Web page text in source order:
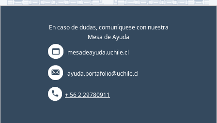
En caso de dudas, comuníquese con nuestra
Mesa de Ayuda
mesadeayuda.uchile.cl
ayuda.portafolio@uchile.cl
+ 56 2 29780911